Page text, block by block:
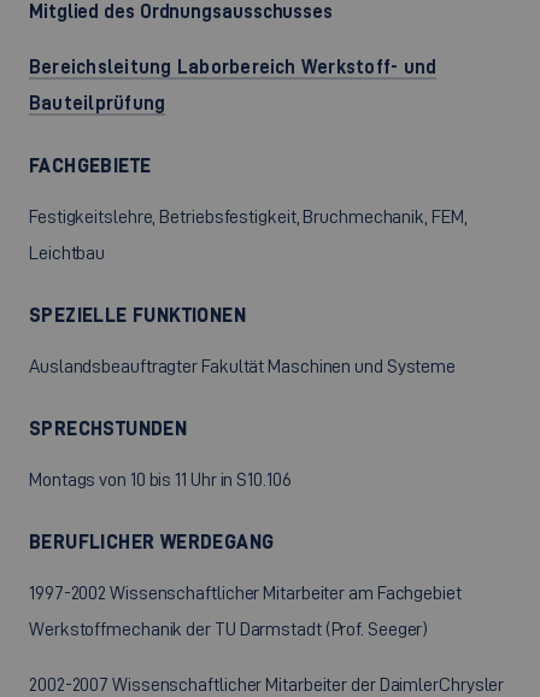
Mitglied des Ordnungsausschusses
Bereichsleitung Laborbereich Werkstoff- und
Bauteilprüfung
FACHGEBIETE
Festigkeitslehre, Betriebsfestigkeit, Bruchmechanik, FEM,
Leichtbau
SPEZIELLE FUNKTIONEN
Auslandsbeauftragter Fakultät Maschinen und Systeme
SPRECHSTUNDEN
Montags von 10 bis 11 Uhr in S10.106
BERUFLICHER WERDEGANG
1997-2002 Wissenschaftlicher Mitarbeiter am Fachgebiet
Werkstoffmechanik der TU Darmstadt (Prof. Seeger)
2002-2007 Wissenschaftlicher Mitarbeiter der DaimlerChrysler